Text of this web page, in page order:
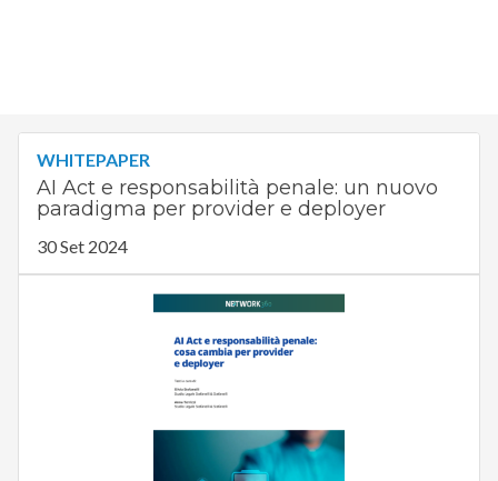
WHITEPAPER
AI Act e responsabilità penale: un nuovo
paradigma per provider e deployer
30 Set 2024